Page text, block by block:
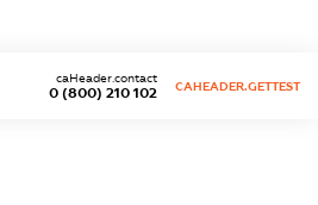
0 (800) 210 102
caHeader.contact
CAHEADER.GETTEST